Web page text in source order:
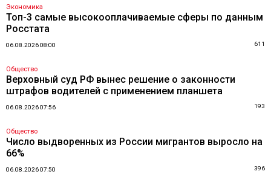
Экономика
Топ-3 самые высокооплачиваемые сферы по данным
Росстата
06.08.2026 08:00 611
Общество
Верховный суд РФ вынес решение о законности
штрафов водителей с применением планшета
06.08.2026 07:56 193
Общество
Число выдворенных из России мигрантов выросло на
66%
06.08.2026 07:50 396